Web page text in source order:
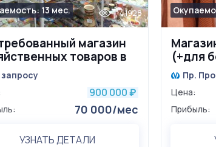
магазин
товаров в
районе
13 мес. 41928
900 000 ₽
70 000/мес
УЗНАТЬ ДЕТАЛИ
(+для
лет
Пр.
Цена:
Прибыль: